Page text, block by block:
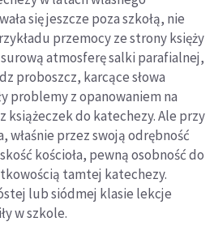
się jeszcze poza szkołą, nie
przemocy ze strony księży
atmosferę salki parafialnej,
proboszcz, karcące słowa
problemy z opanowaniem na
książeczek do katechezy. Ale przy
właśnie przez swoją odrębność
kościoła, pewną osobność do
tamtej katechezy.
lub siódmej klasie lekcje
w szkole.